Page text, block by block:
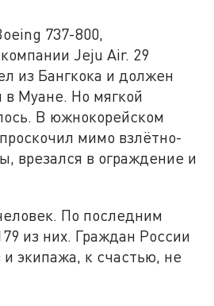
737-800,
Jeju Air. 29
из Бангкока и должен
в Муане. Но мягкой
В южнокорейском
мимо взлётно-
врезался в ограждение и
По последним
из них. Граждан России
экипажа, к счастью, не